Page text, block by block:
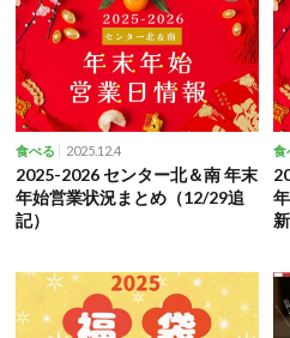
食べる 2025.12.4
2025-2026 センター北＆南 年末
年始営業状況まとめ（12/29追
記）
食
新